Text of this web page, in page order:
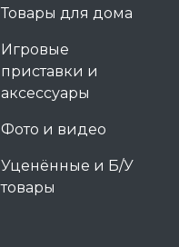
Товары для дома
Игровые
приставки и
аксессуары
Фото и видео
Уценённые и Б/У
товары